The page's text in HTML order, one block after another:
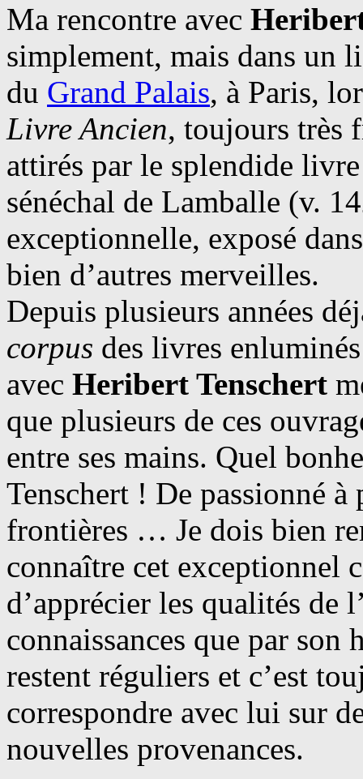
Ma rencontre avec
simplement, mais dans un
du Grand Palais, à Paris,
Livre Ancien, toujours très
attirés par le splendide
sénéchal de Lamballe (v.
exceptionnelle, exposé
bien d’autres merveilles.
Depuis plusieurs années
corpus des livres
avec Heribert Tenschert
que plusieurs de ces
entre ses mains. Quel
Tenschert ! De passionné à
frontières … Je dois bien
connaître cet exceptionnel
d’apprécier les qualités de
connaissances que par son
restent réguliers et c’est
correspondre avec lui sur
nouvelles provenances.